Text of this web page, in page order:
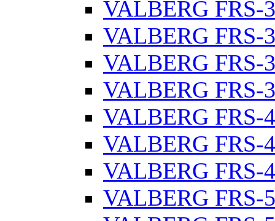
VALBERG FRS-
VALBERG FRS-
VALBERG FRS-
VALBERG FRS-
VALBERG FRS-
VALBERG FRS-
VALBERG FRS-
VALBERG FRS-